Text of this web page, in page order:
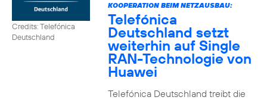
Credits: Telefónica
Deutschland
KOOPERATION BEIM NETZAUSBAU:
Telefónica
Deutschland setzt
weiterhin auf Single
RAN-Technologie von
Huawei
Telefónica Deutschland treibt die